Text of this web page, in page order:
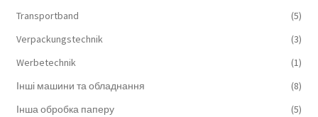
Transportband
(5)
Verpackungstechnik
(3)
Werbetechnik
(1)
Інші машини та обладнання
(8)
Інша обробка паперу
(5)